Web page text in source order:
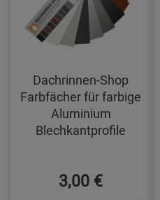
Dachrinnen-Shop
Farbfächer für farbige
Aluminium
Blechkantprofile
3,00 €